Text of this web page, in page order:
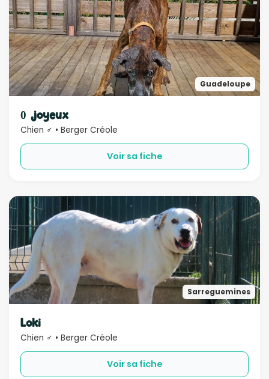
Guadeloupe
0 joyeux
Chien ♂ • Berger Créole
Voir sa fiche
Sarreguemines
Loki
Chien ♂ • Berger Créole
Voir sa fiche
Dans un rayon autour de 50 km
Espèce
Sexe
Compatible
Chien
Chat
Âge
Rechercher